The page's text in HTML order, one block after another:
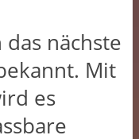
nächste
Mit
es